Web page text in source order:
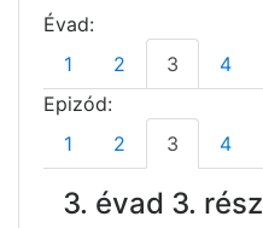
Évad:
1
2 3
4
Epizód:
1
2 3 4
3. évad 3. rész